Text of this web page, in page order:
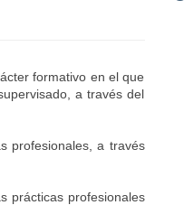
formativo en el que
a través del
profesionales, a través
prácticas profesionales